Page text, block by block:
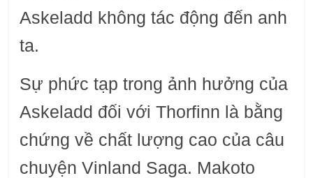
Askeladd không tác động đến anh
ta.
Sự phức tạp trong ảnh hưởng của
Askeladd đối với Thorfinn là bằng
chứng về chất lượng cao của câu
chuyện Vinland Saga. Makoto